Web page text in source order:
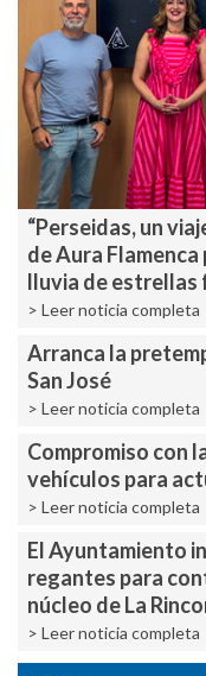
“Perseidas, un
de Aura
lluvia de estrellas
> Leer noticia completa
Arranca la
San José
> Leer noticia completa
Compromiso con
vehículos para
> Leer noticia completa
El Ayuntamiento
regantes para
núcleo de La
> Leer noticia completa